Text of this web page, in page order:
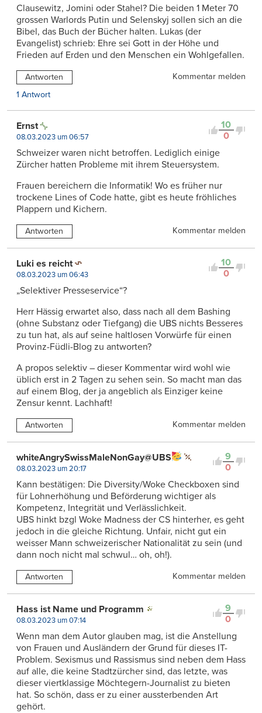
Clausewitz, Jomini oder Stahel? Die beiden 1 Meter 70
grossen Warlords Putin und Selenskyj sollen sich an die
Bibel, das Buch der Bücher halten. Lukas (der
Evangelist) schrieb: Ehre sei Gott in der Höhe und
Frieden auf Erden und den Menschen ein Wohlgefallen.
Antworten
Kommentar melden
1 Antwort
10
0
Ernst
08.03.2023 um 06:57
Schweizer waren nicht betroffen. Lediglich einige
Zürcher hatten Probleme mit ihrem Steuersystem.
Frauen bereichern die Informatik! Wo es früher nur
trockene Lines of Code hatte, gibt es heute fröhliches
Plappern und Kichern.
Antworten Kommentar melden
10
0
Luki es reicht
08.03.2023 um 06:43
„Selektiver Presseservice“?
Herr Hässig erwartet also, dass nach all dem Bashing
(ohne Substanz oder Tiefgang) die UBS nichts Besseres
zu tun hat, als auf seine haltlosen Vorwürfe für einen
Provinz-Füdli-Blog zu antworten?
A propos selektiv – dieser Kommentar wird wohl wie
üblich erst in 2 Tagen zu sehen sein. So macht man das
auf einem Blog, der ja angeblich als Einziger keine
Zensur kennt. Lachhaft!
Antworten Kommentar melden
9
0
whiteAngrySwissMaleNonGay@UBS
08.03.2023 um 20:17
Kann bestätigen: Die Diversity/Woke Checkboxen sind
für Lohnerhöhung und Beförderung wichtiger als
Kompetenz, Integrität und Verlässlichkeit.
UBS hinkt bzgl Woke Madness der CS hinterher, es geht
jedoch in die gleiche Richtung. Unfair, nicht gut ein
weisser Mann schweizerischer Nationalität zu sein (und
dann noch nicht mal schwul… oh, oh!).
Antworten Kommentar melden
9
0
Hass ist Name und Programm
08.03.2023 um 07:14
Wenn man dem Autor glauben mag, ist die Anstellung
von Frauen und Ausländern der Grund für dieses IT-
Problem. Sexismus und Rassismus sind neben dem Hass
auf alle, die keine Stadtzürcher sind, das letzte, was
dieser viertklassige Möchtegern-Journalist zu bieten
hat. So schön, dass er zu einer aussterbenden Art
gehört.